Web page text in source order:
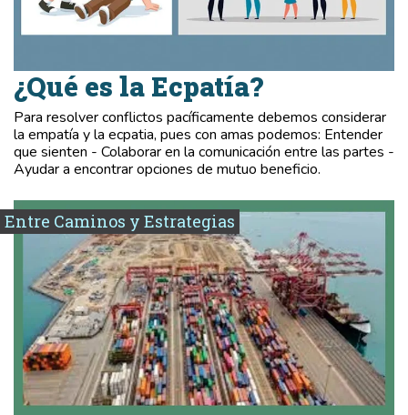
¿Qué es la Ecpatía?
Para resolver conflictos pacíficamente debemos considerar
la empatía y la ecpatia, pues con amas podemos: Entender
que sienten - Colaborar en la comunicación entre las partes -
Ayudar a encontrar opciones de mutuo beneficio.
Entre Caminos y Estrategias